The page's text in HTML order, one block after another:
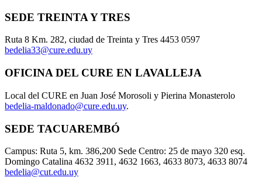
SEDE TREINTA Y TRES
Ruta 8 Km. 282, ciudad de Treinta y Tres 4453 0597
bedelia33@cure.edu.uy
OFICINA DEL CURE EN LAVALLEJA
Local del CURE en Juan José Morosoli y Pierina Monasterolo
bedelia-maldonado@cure.edu.uy.
SEDE TACUAREMBÓ
Campus: Ruta 5, km. 386,200 Sede Centro: 25 de mayo 320 esq.
Domingo Catalina 4632 3911, 4632 1663, 4633 8073, 4633 8074
bedelia@cut.edu.uy